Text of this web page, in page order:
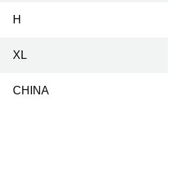
H
XL
CHINA